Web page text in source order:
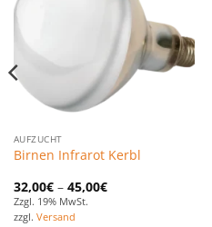
hinzufügen
AUFZUCHT
Birnen Infrarot Kerbl
32,00€– 45,00€
Zzgl. 19% MwSt.
zzgl. Versand